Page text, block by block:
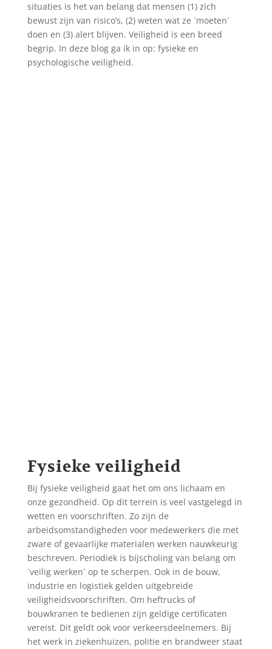
situaties is het van belang dat mensen (1) zich
bewust zijn van risico’s, (2) weten wat ze ´moeten´
doen en (3) alert blijven. Veiligheid is een breed
begrip. In deze blog ga ik in op: fysieke en
psychologische veiligheid.
Fysieke veiligheid
Bij fysieke veiligheid gaat het om ons lichaam en
onze gezondheid. Op dit terrein is veel vastgelegd in
wetten en voorschriften. Zo zijn de
arbeidsomstandigheden voor medewerkers die met
zware of gevaarlijke materialen werken nauwkeurig
beschreven. Periodiek is bijscholing van belang om
´veilig werken´ op te scherpen. Ook in de bouw,
industrie en logistiek gelden uitgebreide
veiligheidsvoorschriften. Om heftrucks of
bouwkranen te bedienen zijn geldige certificaten
vereist. Dit geldt ook voor verkeersdeelnemers. Bij
het werk in ziekenhuizen, politie en brandweer staat